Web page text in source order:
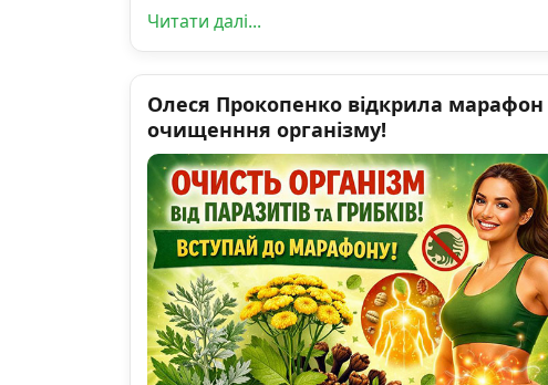
Читати далі...
Олеся Прокопенко відкрила марафон
очищенння організму!